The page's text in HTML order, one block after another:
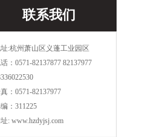
联系我们
:杭州萧山区义蓬工业园区
：0571-82137877 82137977
：0571-82137977
：311225
址: www.hzdyjsj.com